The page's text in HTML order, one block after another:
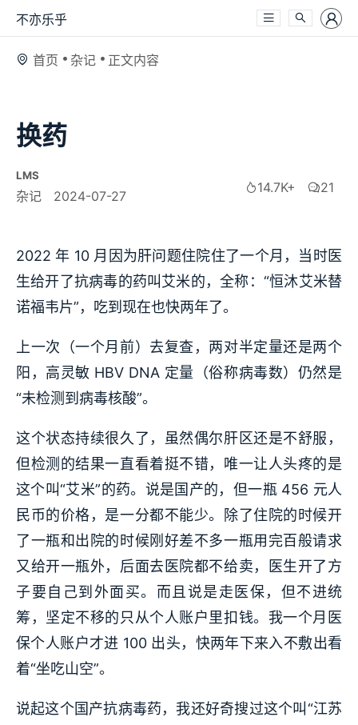
不亦乐乎
首页 杂记 正文内容
换药
LMS
杂记 2024-07-27
14.7K+ 21
2022 年 10 月因为肝问题住院住了一个月，当时医
生给开了抗病毒的药叫艾米的，全称：“恒沐艾米替
诺福韦片”，吃到现在也快两年了。
上一次（一个月前）去复查，两对半定量还是两个
阳，高灵敏 HBV DNA 定量（俗称病毒数）仍然是
“未检测到病毒核酸”。
这个状态持续很久了，虽然偶尔肝区还是不舒服，
但检测的结果一直看着挺不错，唯一让人头疼的是
这个叫“艾米”的药。说是国产的，但一瓶 456 元人
民币的价格，是一分都不能少。除了住院的时候开
了一瓶和出院的时候刚好差不多一瓶用完百般请求
又给开一瓶外，后面去医院都不给卖，医生开了方
子要自己到外面买。而且说是走医保，但不进统
筹，坚定不移的只从个人账户里扣钱。我一个月医
保个人账户才进 100 出头，快两年下来入不敷出看
着“坐吃山空”。
说起这个国产抗病毒药，我还好奇搜过这个叫“江苏